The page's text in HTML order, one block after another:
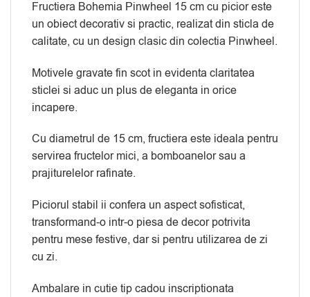
Fructiera Bohemia Pinwheel 15 cm cu picior este
un obiect decorativ si practic, realizat din sticla de
calitate, cu un design clasic din colectia Pinwheel.
Motivele gravate fin scot in evidenta claritatea
sticlei si aduc un plus de eleganta in orice
incapere.
Cu diametrul de 15 cm, fructiera este ideala pentru
servirea fructelor mici, a bomboanelor sau a
prajiturelelor rafinate.
Piciorul stabil ii confera un aspect sofisticat,
transformand-o intr-o piesa de decor potrivita
pentru mese festive, dar si pentru utilizarea de zi
cu zi.
Ambalare in cutie tip cadou inscriptionata